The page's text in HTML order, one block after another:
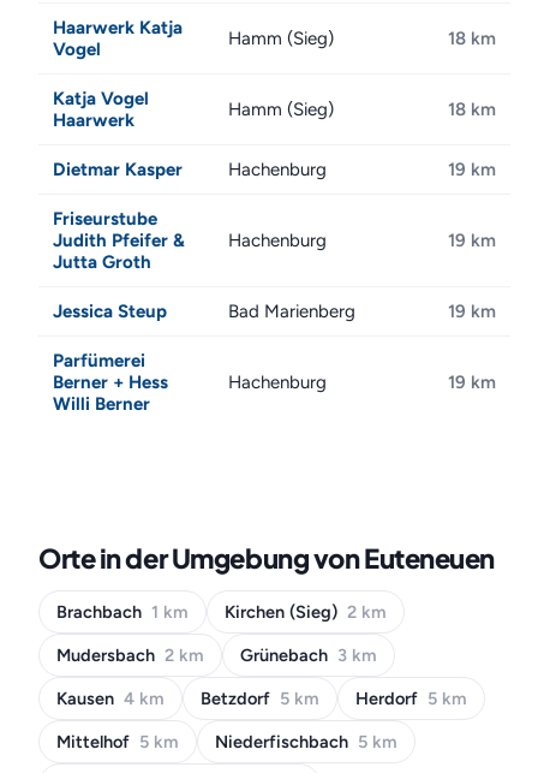
Haarwerk Katja
Vogel
Hamm (Sieg) 18 km
Katja Vogel
Haarwerk
Hamm (Sieg) 18 km
Dietmar Kasper Hachenburg 19 km
Friseurstube
Judith Pfeifer &
Jutta Groth
Hachenburg 19 km
Jessica Steup Bad Marienberg 19 km
Parfümerei
Berner + Hess
Willi Berner
Hachenburg 19 km
Orte in der Umgebung von Euteneuen
Brachbach 1 km Kirchen (Sieg) 2 km
Mudersbach 2 km Grünebach 3 km
Kausen 4 km Betzdorf 5 km Herdorf 5 km
Mittelhof 5 km Niederfischbach 5 km